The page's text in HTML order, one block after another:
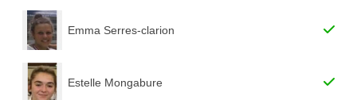
Emma Serres-clarion
Estelle Mongabure